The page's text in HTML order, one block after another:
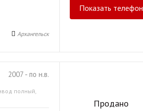
Архангельск
Показать телефон
2007 - по н.в.
полный,
Продано